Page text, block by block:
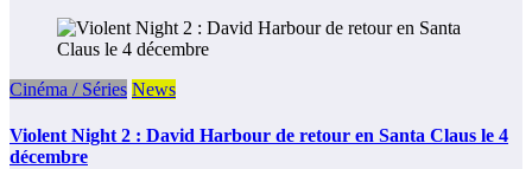
Cinéma / Séries News
Violent Night 2 : David Harbour de retour en Santa Claus le 4
décembre